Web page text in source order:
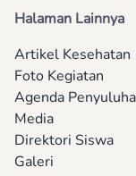
Halaman Lainnya
Artikel Kesehatan
Foto Kegiatan
Agenda
Media
Direktori Siswa
Galeri